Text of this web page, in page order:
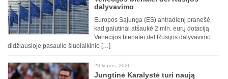
dalyvavimo
Europos Sąjunga (ES) antradienį pranešė,
kad galutinai atšaukė 2 mln. eurų dotaciją
Venecijos bienalei dėl Rusijos dalyvavimo
didžiausioje pasaulio šiuolaikinio […]
20 liepos, 2026
Jungtinė Karalystė turi naują